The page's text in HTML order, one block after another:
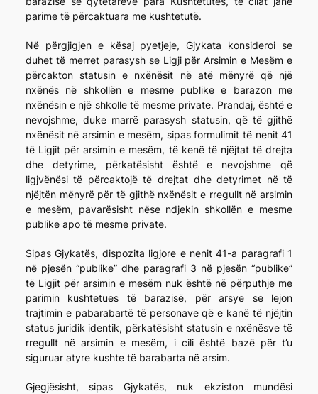
parime të përcaktuara me kushtetutë.
Në përgjigjen e kësaj pyetjeje, Gjykata konsideroi se
duhet të merret parasysh se Ligji për Arsimin e Mesëm e
përcakton statusin e nxënësit në atë mënyrë që një
nxënës në shkollën e mesme publike e barazon me
nxënësin e një shkolle të mesme private. Prandaj, është e
nevojshme, duke marrë parasysh statusin, që të gjithë
nxënësit në arsimin e mesëm, sipas formulimit të nenit 41
të Ligjit për arsimin e mesëm, të kenë të njëjtat të drejta
dhe detyrime, përkatësisht është e nevojshme që
ligjvënësi të përcaktojë të drejtat dhe detyrimet në të
njëjtën mënyrë për të gjithë nxënësit e rregullt në arsimin
e mesëm, pavarësisht nëse ndjekin shkollën e mesme
publike apo të mesme private.
Sipas Gjykatës, dispozita ligjore e nenit 41-a paragrafi 1
në pjesën “publike” dhe paragrafi 3 në pjesën “publike”
të Ligjit për arsimin e mesëm nuk është në përputhje me
parimin kushtetues të barazisë, për arsye se lejon
trajtimin e pabarabartë të personave që e kanë të njëjtin
status juridik identik, përkatësisht statusin e nxënësve të
rregullt në arsimin e mesëm, i cili është bazë për t’u
siguruar atyre kushte të barabarta në arsim.
Gjegjësisht, sipas Gjykatës, nuk ekziston mundësi